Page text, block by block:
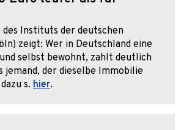
des Instituts der deutschen
zeigt: Wer in Deutschland eine
selbst bewohnt, zahlt deutlich
jemand, der dieselbe Immobilie
s. hier.